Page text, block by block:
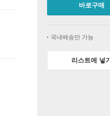
바로구매
국내배송만 가능
리스트에 넣기